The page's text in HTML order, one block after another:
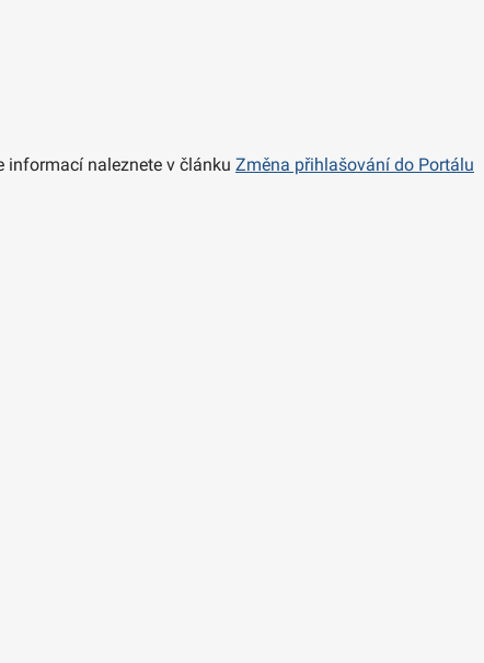
informací naleznete v článku Změna přihlašování do Portálu